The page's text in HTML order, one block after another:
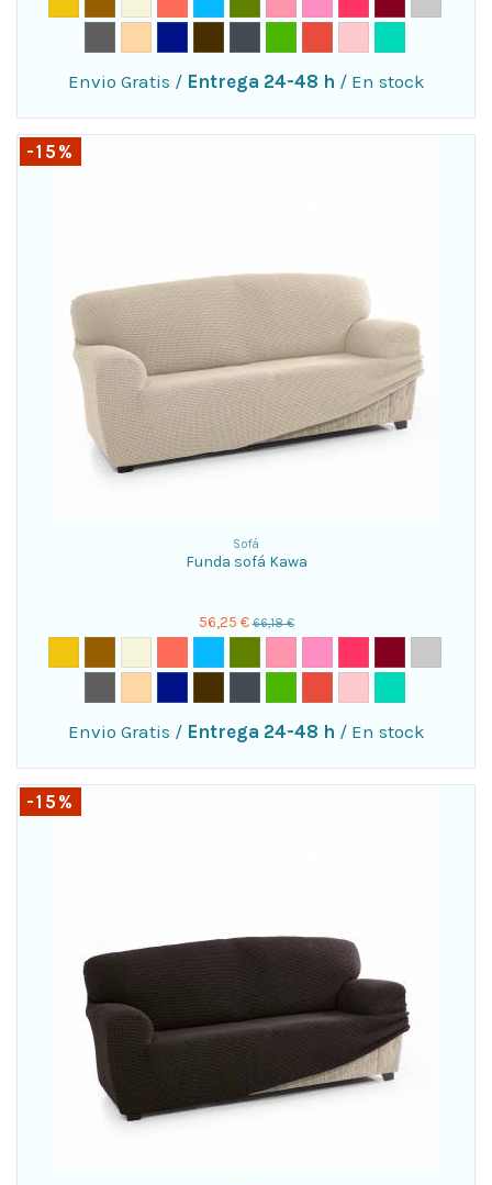
Envio Gratis / Entrega 24-48 h / En stock
-15%
Sofá
Funda sofá Kawa
56,25 € 66,18 €
Envio Gratis / Entrega 24-48 h / En stock
-15%